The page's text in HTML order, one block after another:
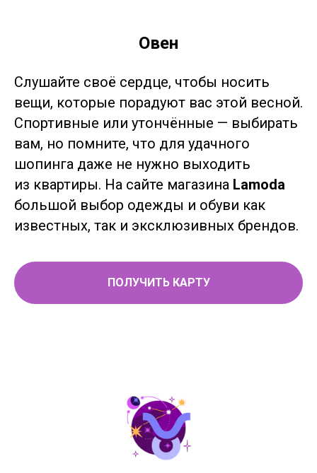
Овен
Слушайте своё сердце, чтобы носить
вещи, которые порадуют вас этой весной.
Спортивные или утончённые — выбирать
вам, но помните, что для удачного
шопинга даже не нужно выходить
из квартиры. На сайте магазина Lamoda
большой выбор одежды и обуви как
известных, так и эксклюзивных брендов.
ПОЛУЧИТЬ КАРТУ